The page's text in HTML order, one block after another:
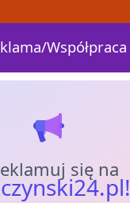
Współpraca
się na